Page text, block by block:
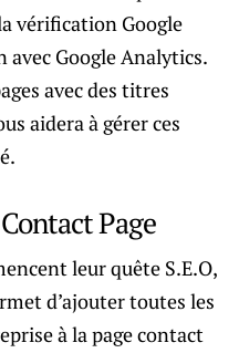
vérification Google
Google Analytics.
avec des titres
aidera à gérer ces
Page
leur quête S.E.O,
d’ajouter toutes les
à la page contact